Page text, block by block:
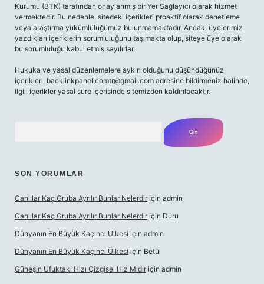
Kurumu (BTK) tarafından onaylanmış bir Yer Sağlayıcı olarak hizmet
vermektedir. Bu nedenle, sitedeki içerikleri proaktif olarak denetleme
veya araştırma yükümlülüğümüz bulunmamaktadır. Ancak, üyelerimiz
yazdıkları içeriklerin sorumluluğunu taşımakta olup, siteye üye olarak
bu sorumluluğu kabul etmiş sayılırlar.
Hukuka ve yasal düzenlemelere aykırı olduğunu düşündüğünüz
içerikleri, backlinkpanelicomtr@gmail.com adresine bildirmeniz halinde,
ilgili içerikler yasal süre içerisinde sitemizden kaldırılacaktır.
SON YORUMLAR
Canlılar Kaç Gruba Ayrılır Bunlar Nelerdir için admin
Canlılar Kaç Gruba Ayrılır Bunlar Nelerdir için Duru
Dünyanın En Büyük Kaçıncı Ülkesi için admin
Dünyanın En Büyük Kaçıncı Ülkesi için Betül
Güneşin Ufuktaki Hızı Çizgisel Hız Mıdır için admin